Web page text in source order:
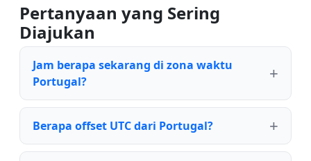
Pertanyaan yang Sering
Diajukan
Jam berapa sekarang di zona waktu
Portugal?
Berapa offset UTC dari Portugal?